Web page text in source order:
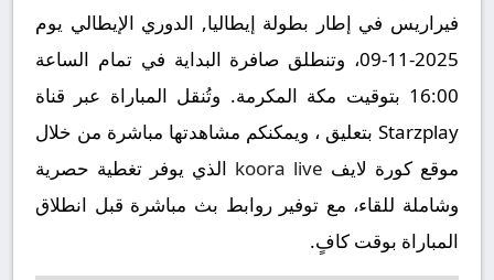
فيراريس في إطار بطولة إيطاليا, الدوري الإيطالي يوم
2025-11-09، وتنطلق صافرة البداية في تمام الساعة
16:00 بتوقيت مكة المكرمة. وتُنقل المباراة عبر قناة
Starzplay بتعليق ، ويمكنكم مشاهدتها مباشرة من خلال
موقع كورة لايف koora live الذي يوفر تغطية حصرية
وشاملة للقاء، مع توفير روابط بث مباشرة قبل انطلاق
المباراة بوقت كافٍ.